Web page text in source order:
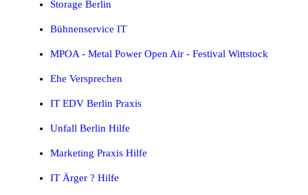
Storage Berlin
Bühnenservice IT
MPOA - Metal Power Open Air - Festival Wittstock
Ehe Versprechen
IT EDV Berlin Praxis
Unfall Berlin Hilfe
Marketing Praxis Hilfe
IT Ärger ? Hilfe